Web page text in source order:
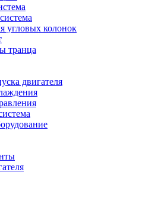
угловых колонок
транца
двигателя